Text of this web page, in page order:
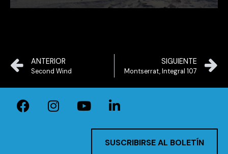
ANTERIOR
Second Wind
SIGUIENTE
Montserrat, Integral 107
SUSCRIBIRSE AL BOLETÍN